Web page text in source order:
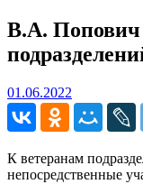
В.А. Попович
01.06.2022
К ветеранам
непосредственные